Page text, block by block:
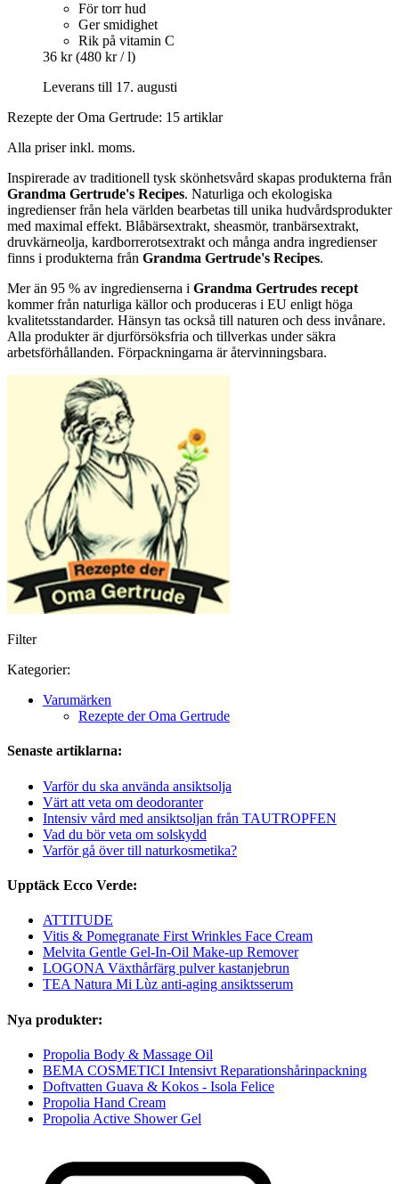
För torr hud
Ger smidighet
Rik på vitamin C
36 kr (480 kr / l)
Leverans till 17. augusti
Rezepte der Oma Gertrude: 15 artiklar
Alla priser inkl. moms.
Inspirerade av traditionell tysk skönhetsvård skapas produkterna från
Grandma Gertrude's Recipes. Naturliga och ekologiska
ingredienser från hela världen bearbetas till unika hudvårdsprodukter
med maximal effekt. Blåbärsextrakt, sheasmör, tranbärsextrakt,
druvkärneolja, kardborrerotsextrakt och många andra ingredienser
finns i produkterna från Grandma Gertrude's Recipes.
Mer än 95 % av ingredienserna i Grandma Gertrudes recept
kommer från naturliga källor och produceras i EU enligt höga
kvalitetsstandarder. Hänsyn tas också till naturen och dess invånare.
Alla produkter är djurförsöksfria och tillverkas under säkra
arbetsförhållanden. Förpackningarna är återvinningsbara.
Filter
Kategorier:
Varumärken
Rezepte der Oma Gertrude
Senaste artiklarna:
Varför du ska använda ansiktsolja
Värt att veta om deodoranter
Intensiv vård med ansiktsoljan från TAUTROPFEN
Vad du bör veta om solskydd
Varför gå över till naturkosmetika?
Upptäck Ecco Verde:
ATTITUDE
Vitis & Pomegranate First Wrinkles Face Cream
Melvita Gentle Gel-In-Oil Make-up Remover
LOGONA Växthårfärg pulver kastanjebrun
TEA Natura Mi Lùz anti-aging ansiktsserum
Nya produkter:
Propolia Body & Massage Oil
BEMA COSMETICI Intensivt Reparationshårinpackning
Doftvatten Guava & Kokos - Isola Felice
Propolia Hand Cream
Propolia Active Shower Gel